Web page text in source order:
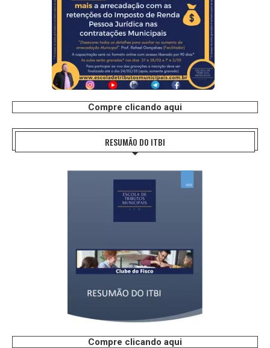
Compre clicando aqui
RESUMÃO DO ITBI
Compre clicando aqui